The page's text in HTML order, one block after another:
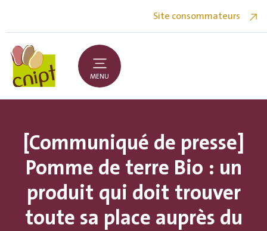
Site consommateurs
MENU
[Communiqué de presse]
Pomme de terre Bio : un
produit qui doit trouver
toute sa place auprès du